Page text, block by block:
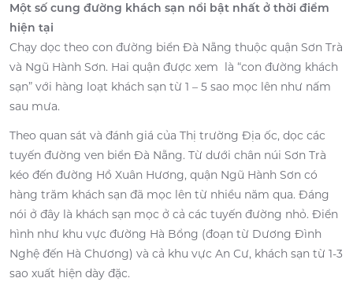
Một số cung đường khách sạn nổi bật nhất ở thời điểm
hiện tại
Chạy dọc theo con đường biển Đà Nẵng thuộc quận Sơn Trà
và Ngũ Hành Sơn. Hai quận được xem là “con đường khách
sạn” với hàng loạt khách sạn từ 1 – 5 sao mọc lên như nấm
sau mưa.
Theo quan sát và đánh giá của Thị trường Địa ốc, dọc các
tuyến đường ven biển Đà Nẵng. Từ dưới chân núi Sơn Trà
kéo đến đường Hồ Xuân Hương, quận Ngũ Hành Sơn có
hàng trăm khách sạn đã mọc lên từ nhiều năm qua. Đáng
nói ở đây là khách sạn mọc ở cả các tuyến đường nhỏ. Điển
hình như khu vực đường Hà Bổng (đoạn từ Dương Đình
Nghệ đến Hà Chương) và cả khu vực An Cư, khách sạn từ 1-3
sao xuất hiện dày đặc.